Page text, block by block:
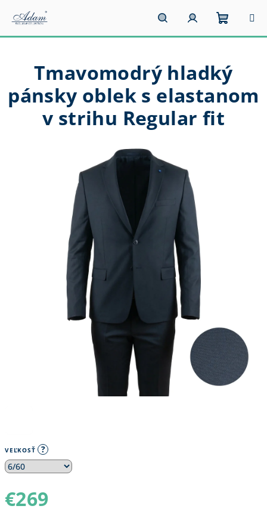
obsah
HľadaťPrihlásenie
košík
VEĽKOSŤ ?
€269
Tmavomodrý hladký
pánsky oblek s elastanom
v strihu Regular fit